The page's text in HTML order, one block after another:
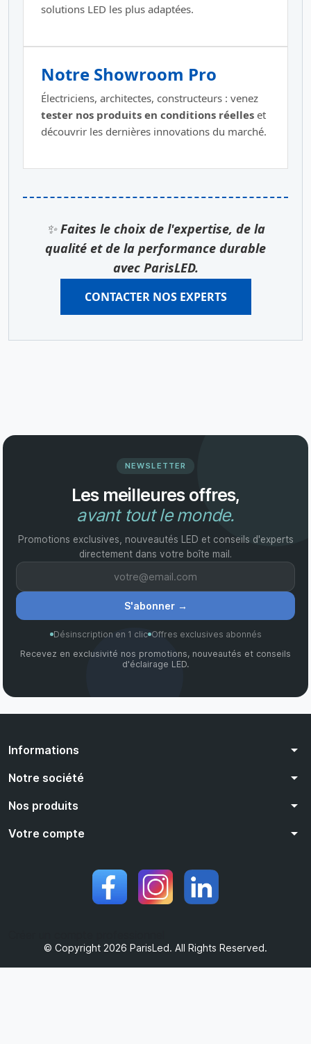
solutions LED les plus adaptées.
Notre Showroom Pro
Électriciens, architectes, constructeurs : venez
tester nos produits en conditions réelles et
découvrir les dernières innovations du marché.
✨Faites le choix de l'expertise, de la
qualité et de la performance durable
avec ParisLED.
CONTACTER NOS EXPERTS
NEWSLETTER
Les meilleures offres,
avant tout le monde.
Promotions exclusives, nouveautés LED et conseils d'experts
directement dans votre boîte mail.
S'abonner →
Désinscription en 1 clic Offres exclusives abonnés
Recevez en exclusivité nos promotions, nouveautés et conseils
d'éclairage LED.
Informations arrow_drop_down
Notre société arrow_drop_down
Nos produits arrow_drop_down
Votre compte arrow_drop_down
© Copyright 2026 ParisLed. All Rights Reserved.